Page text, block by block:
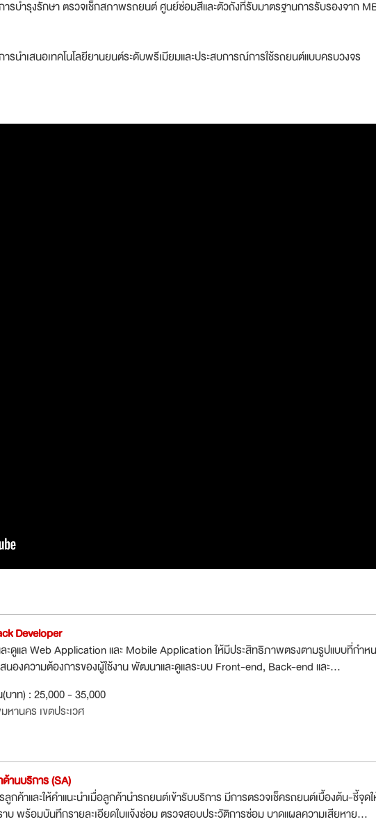
รบำรุงรักษา ตรวจเช็กสภาพรถยนต์ ศูนย์ซ่อมสีและตัวถังที่รับมาตรฐานการรับรองจาก
นำเสนอเทคโนโลยียานยนต์ระดับพรีเมียมและประสบการณ์การใช้รถยนต์แบบครบวงจร
Developer
ดูแล Web Application และ Mobile Application ให้มีประสิทธิภาพตรงตามรูปแบบที่กำห
นองความต้องการของผู้ใช้งาน พัฒนาและดูแลระบบ Front-end, Back-end และ...
(บาท) : 25,000 - 35,000
หานคร เขตประเวศ
านบริการ (SA)
ลูกค้าและให้คำแนะนำเมื่อลูกค้านำรถยนต์เข้ารับบริการ มีการตรวจเช็ครถยนต์เบื้องต้น-ชี้จุด
บ พร้อมบันทึกรายละเอียดใบแจ้งซ่อม ตรวจสอบประวัติการซ่อม บาดแผลความเสียหาย...